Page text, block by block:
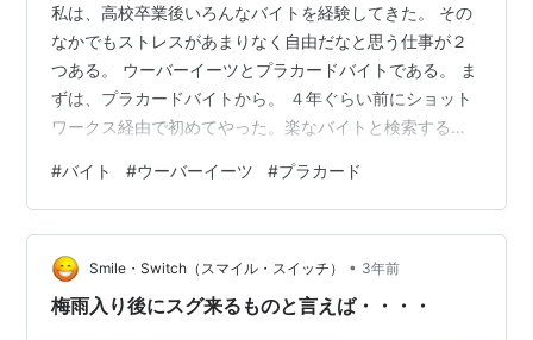
私は、高校卒業後いろんなバイトを経験してきた。 その
なかでもストレスがあまりなく自由だなと思う仕事が２
つある。 ウーバーイーツとプラカードバイトである。 ま
ずは、プラカードバイトから。 ４年ぐらい前にショット
ワークス経由で初めてやった。楽なバイトと検索する
と書いてあったので応募した。 派遣会社はエージェント
で、勤務時間は６時間、日給６０００円。交通費は全額
支給だった。現場の場所は忘れた。 服装はスーツ着用。
確かに実際にやってみて立っているだけで良かった。コ
ミュニケーションとかは全く必要ない。たまに通行人に
#バイト #ウーバーイーツ #プラカード
Smile・Switch（スマイル・スイッチ） • 3年前
梅雨入り後にスグ来るものと言えば・・・・